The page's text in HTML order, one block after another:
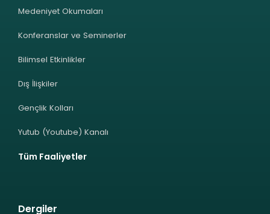
Medeniyet Okumaları
Konferanslar ve Seminerler
Bilimsel Etkinlikler
Dış İlişkiler
Gençlik Kolları
Yutub (Youtube) Kanalı
Tüm Faaliyetler
Dergiler